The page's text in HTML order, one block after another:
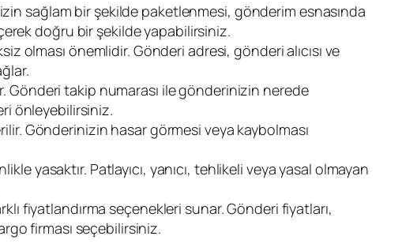
sağlam bir şekilde paketlenmesi, gönderim esnasında
doğru bir şekilde yapabilirsiniz.
önemlidir. Gönderi adresi, gönderi alıcısı ve
takip numarası ile gönderinizin nerede
önleyebilirsiniz.
Gönderinizin hasar görmesi veya kaybolması
yasaktır. Patlayıcı, yanıcı, tehlikeli veya yasal olmayan
fiyatlandırma seçenekleri sunar. Gönderi fiyatları,
firması seçebilirsiniz.